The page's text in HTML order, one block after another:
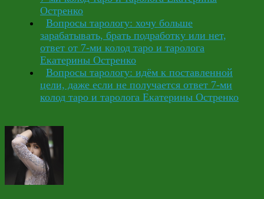
Остренко
Вопросы тарологу: хочу больше
зарабатывать, брать подработку или нет,
ответ от 7-ми колод таро и таролога
Екатерины Остренко
Вопросы тарологу: идём к поставленной
цели, даже если не получается ответ 7-ми
колод таро и таролога Екатерины Остренко